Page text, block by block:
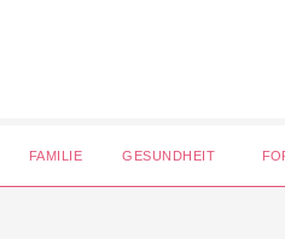
FAMILIE GESUNDHEIT